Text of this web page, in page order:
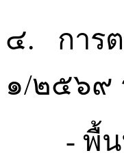
๔. การ
๑/๒๕๖๙
- พื้